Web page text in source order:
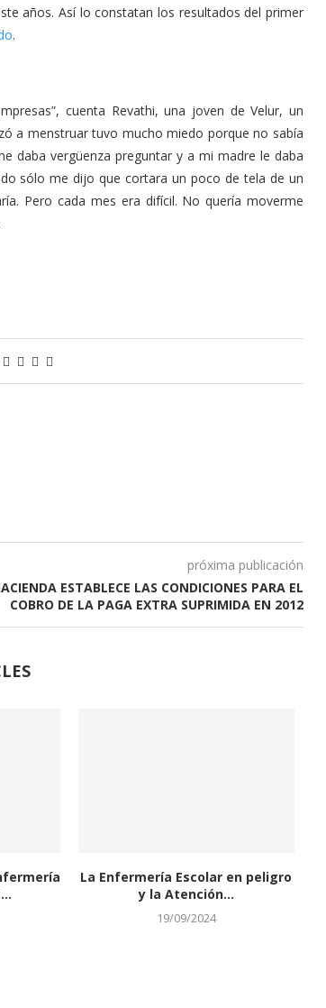
años. Así lo constatan los resultados del primer
.
cuenta Revathi, una joven de Velur, un
a menstruar tuvo mucho miedo porque no sabía
daba vergüenza preguntar y a mi madre le daba
sólo me dijo que cortara un poco de tela de un
Pero cada mes era difícil. No quería moverme
próxima publicación
ESTABLECE LAS CONDICIONES PARA EL
COBRO DE LA PAGA EXTRA SUPRIMIDA EN 2012
La Enfermería Escolar en peligro
y la Atención...
19/09/2024